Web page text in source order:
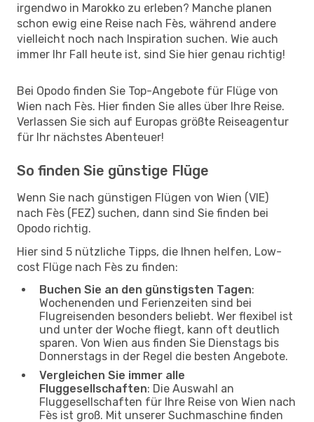
irgendwo in Marokko zu erleben? Manche planen
schon ewig eine Reise nach Fès, während andere
vielleicht noch nach Inspiration suchen. Wie auch
immer Ihr Fall heute ist, sind Sie hier genau richtig!
Bei Opodo finden Sie Top-Angebote für Flüge von
Wien nach Fès. Hier finden Sie alles über Ihre Reise.
Verlassen Sie sich auf Europas größte Reiseagentur
für Ihr nächstes Abenteuer!
So finden Sie günstige Flüge
Wenn Sie nach günstigen Flügen von Wien (VIE)
nach Fès (FEZ) suchen, dann sind Sie finden bei
Opodo richtig.
Hier sind 5 nützliche Tipps, die Ihnen helfen, Low-
cost Flüge nach Fès zu finden:
Buchen Sie an den günstigsten Tagen:
Wochenenden und Ferienzeiten sind bei
Flugreisenden besonders beliebt. Wer flexibel ist
und unter der Woche fliegt, kann oft deutlich
sparen. Von Wien aus finden Sie Dienstags bis
Donnerstags in der Regel die besten Angebote.
Vergleichen Sie immer alle
Fluggesellschaften: Die Auswahl an
Fluggesellschaften für Ihre Reise von Wien nach
Fès ist groß. Mit unserer Suchmaschine finden